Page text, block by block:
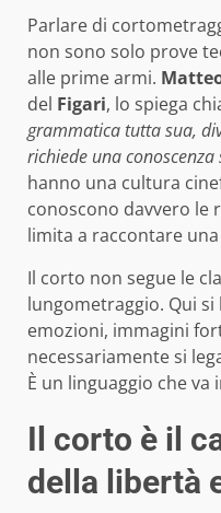
Parlare di
non sono solo prove
alle prime armi.
del Figari, lo spiega
grammatica tutta sua,
richiede una conoscenza
hanno una cultura
conoscono davvero le
limita a raccontare
Il corto non segue le
lungometraggio. Qui
emozioni, immagini
necessariamente si
È un linguaggio che
Il corto è il
della libertà